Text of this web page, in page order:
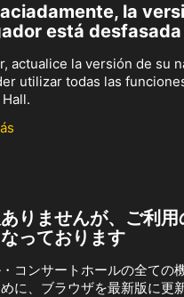
la
está desfasada
actualice la versión de su
utilizar todas las
りませんが、ご利
っております
コンサートホールの全ての
に、ブラウザを最新版に更